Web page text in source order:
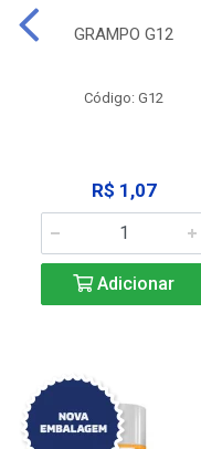
GRAMPO G12
Código: G12
R$ 1,07
Adicionar